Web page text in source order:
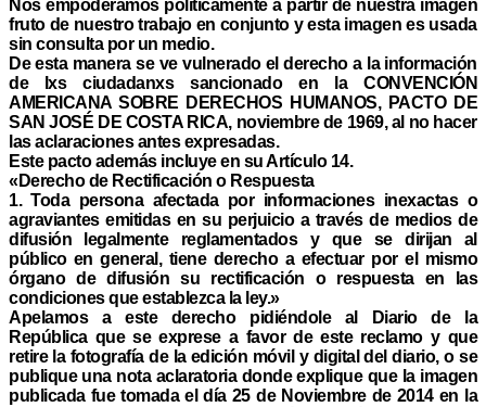
Nos empoderamos políticamente a partir de nuestra imagen
fruto de nuestro trabajo en conjunto y esta imagen es usada
sin consulta por un medio.
De esta manera se ve vulnerado el derecho a la información
de lxs ciudadanxs sancionado en la CONVENCIÓN
AMERICANA SOBRE DERECHOS HUMANOS, PACTO DE
SAN JOSÉ DE COSTA RICA, noviembre de 1969, al no hacer
las aclaraciones antes expresadas.
Este pacto además incluye en su Artículo 14.
«Derecho de Rectificación o Respuesta
1. Toda persona afectada por informaciones inexactas o
agraviantes emitidas en su perjuicio a través de medios de
difusión legalmente reglamentados y que se dirijan al
público en general, tiene derecho a efectuar por el mismo
órgano de difusión su rectificación o respuesta en las
condiciones que establezca la ley.»
Apelamos a este derecho pidiéndole al Diario de la
República que se exprese a favor de este reclamo y que
retire la fotografía de la edición móvil y digital del diario, o se
publique una nota aclaratoria donde explique que la imagen
publicada fue tomada el día 25 de Noviembre de 2014 en la